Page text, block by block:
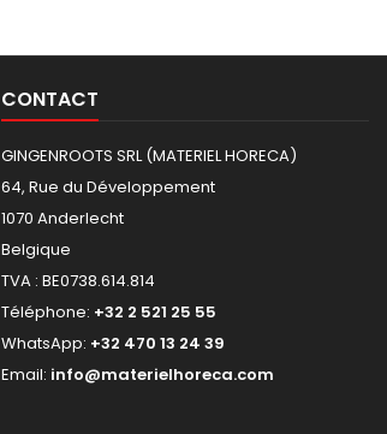
CONTACT
GINGENROOTS SRL (MATERIEL HORECA)
64, Rue du Développement
1070 Anderlecht
Belgique
TVA : BE0738.614.814
Téléphone: +32 2 521 25 55
WhatsApp: +32 470 13 24 39
Email: info@materielhoreca.com